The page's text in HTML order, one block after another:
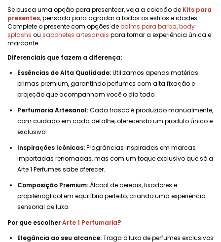
Se busca uma opção para presentear, veja a coleção de Kits para
presentes, pensada para agradar a todos os estilos e idades.
Complete o presente com opções debalms para barba,body
splashs ou sabonetes artesanais para tornar a experiência única e
marcante.
Diferenciais que fazem a diferença:
Essências de Alta Qualidade:Utilizamos apenas matérias
primas premium, garantindo perfumes com alta fixação e
projeção que acompanham você o dia todo.
Perfumaria Artesanal:Cada frasco é produzido manualmente,
com cuidado em cada detalhe, oferecendo um produto único e
exclusivo.
Inspirações Icônicas:Fragrâncias inspiradas em marcas
importadas renomadas, mas com um toque exclusivo que só a
Arte 1 Perfumes sabe oferecer.
Composição Premium:Álcool de cereais, fixadores e
propilenoglicol em equilíbrio perfeito, criando uma experiência
sensorial de luxo.
Por que escolherArte 1 Perfumaria?
Elegância ao seu alcance:Traga o luxo de perfumes exclusivos